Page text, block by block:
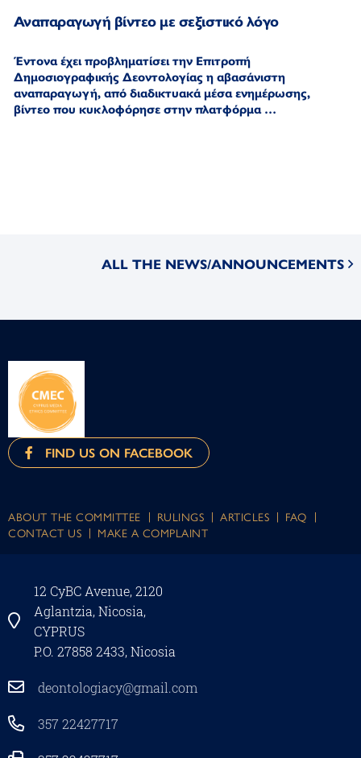
Αναπαραγωγή βίντεο με σεξιστικό λόγο
Έντονα έχει προβληματίσει την Επιτροπή
Δημοσιογραφικής Δεοντολογίας η αβασάνιστη
αναπαραγωγή,από διαδικτυακά μέσα ενημέρωσης,
βίντεο που κυκλοφόρησε στην πλατφόρμα …
ALL THE NEWS/ANNOUNCEMENTS
FIND US ON FACEBOOK
ABOUT THE COMMITTEE RULINGS ARTICLES
FAQ
CONTACT US
MAKE A COMPLAINT
12 CyBC Avenue, 2120
Aglantzia, Nicosia,
CYPRUS
P.O. 27858 2433, Nicosia
deontologiacy@gmail.com
357 22427717